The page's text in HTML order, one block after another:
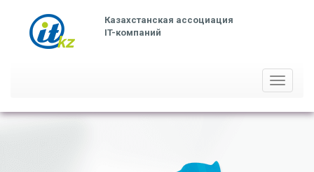
Казахстанская ассоциация
IT-компаний
Toggle